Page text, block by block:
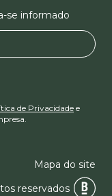
se informado
de Privacidade e
Mapa do site
reservados